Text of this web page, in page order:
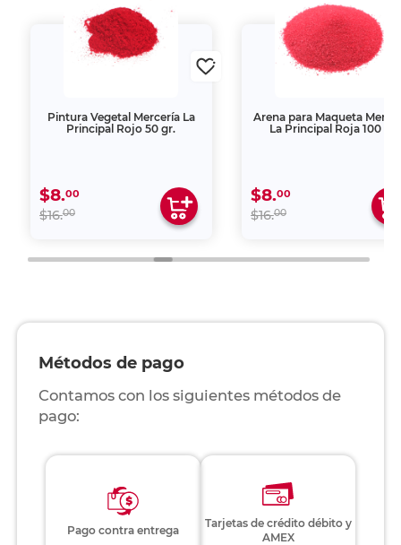
Pintura Vegetal Mercería La
Principal Rojo 50 gr.
$8.00
$16.00
Arena para Maqueta
La Principal Roja 100 gr
$8.00
$16.00
Métodos de pago
Contamos con los siguientes métodos de
pago:
Pago contra entrega
Tarjetas de crédito débito y
AMEX